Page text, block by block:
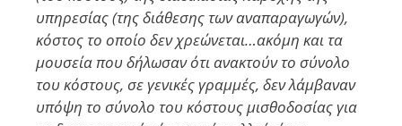
υπηρεσίας (της διάθεσης των αναπαραγωγών),
κόστος το οποίο δεν χρεώνεται…ακόμη και τα
μουσεία που δήλωσαν ότι ανακτούν το σύνολο
του κόστους, σε γενικές γραμμές, δεν λάμβαναν
υπόψη το σύνολο του κόστους μισθοδοσίας για